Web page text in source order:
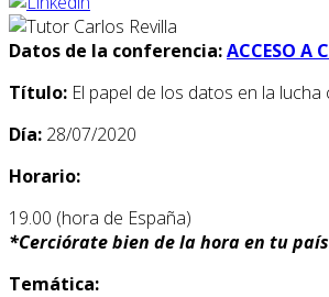
Datos de la conferencia:ACCESO A
Título: El papel de los datos en la
Día: 28/07/2020
Horario:
19.00 (hora de España)
*Cerciórate bien de la hora en tu
Temática: